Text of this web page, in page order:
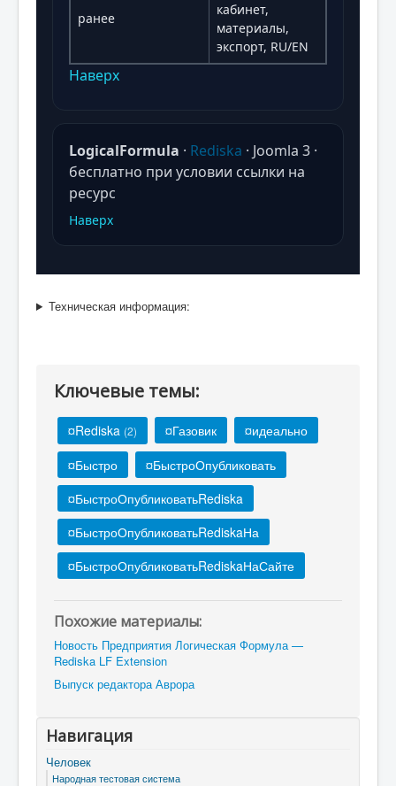
ранее
кабинет,
материалы,
экспорт, RU/EN
Наверх
LogicalFormula · Rediska · Joomla 3 ·
бесплатно при условии ссылки на
ресурс
Наверх
Техническая информация:
Ключевые темы:
¤Rediska (2) ¤Газовик
¤идеально
¤Быстро
¤БыстроОпубликовать
¤БыстроОпубликоватьRediska
¤БыстроОпубликоватьRediskaНа
¤БыстроОпубликоватьRediskaНаСайте
Похожие материалы:
Новость Предприятия Логическая Формула —
Rediska LF Extension
Выпуск редактора Аврора
Навигация
Человек
Народная тестовая система